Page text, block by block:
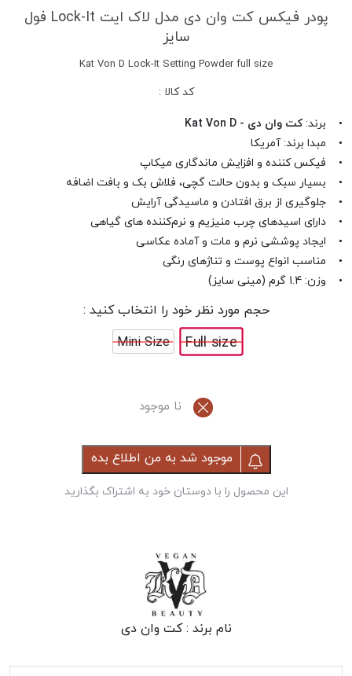
پودر فیکس کت وان دی مدل لاک ایت Lock-It فول
سایز
Kat Von D Lock-It Setting Powder full size
کد کالا :
• برند:کت وان دی - Kat Von D
• مبدا برند: آمریکا
• فیکس کننده و افزایش ماندگاری میکاپ
• بسیار سبک و بدون حالت گچی، فلاش بک و بافت اضافه
• جلوگیری از برق افتادن و ماسیدگی آرایش
• دارای اسیدهای چرب منیزیم و نرم‌کننده های گیاهی
• ایجاد پوششی نرم و مات و آماده عکاسی
• مناسب انواع پوست و تناژهای رنگی
• وزن: 1.4 گرم (مینی سایز)
حجم مورد نظر خود را انتخاب کنید :
Full size
Mini Size
نا موجود
موجود شد به من اطلاع بده
این محصول را با دوستان خود به اشتراک بگذارید
نام برند :کت وان دی